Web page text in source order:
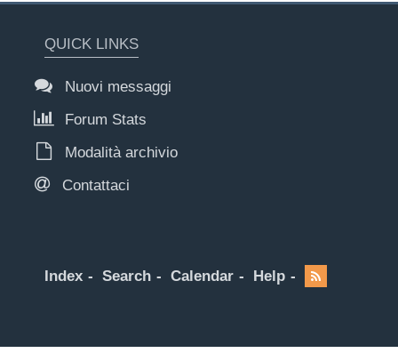
QUICK LINKS
Nuovi messaggi
Forum Stats
Modalità archivio
Contattaci
Index Search Calendar Help